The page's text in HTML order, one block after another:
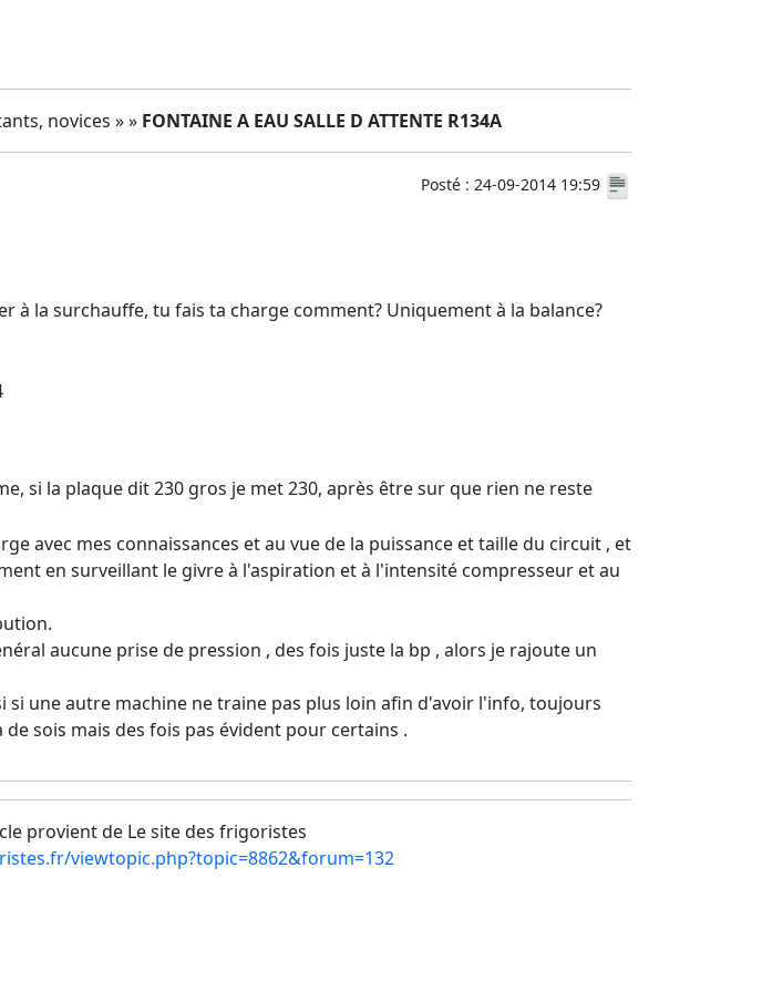
novices » » FONTAINE A EAU SALLE D ATTENTE R134A
Posté : 24-09-2014 19:59
à la surchauffe, tu fais ta charge comment? Uniquement à la balance?
si la plaque dit 230 gros je met 230, après être sur que rien ne reste
avec mes connaissances et au vue de la puissance et taille du circuit , et
en surveillant le givre à l'aspiration et à l'intensité compresseur et au
aucune prise de pression , des fois juste la bp , alors je rajoute un
si une autre machine ne traine pas plus loin afin d'avoir l'info, toujours
sois mais des fois pas évident pour certains .
provient de Le site des frigoristes
viewtopic.php?topic=8862&forum=132